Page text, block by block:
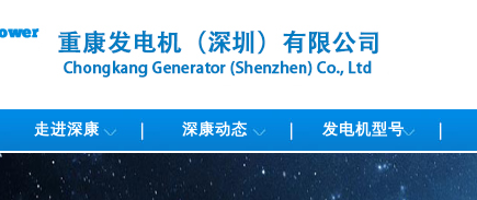
走进深康 深康动态 发电机型号